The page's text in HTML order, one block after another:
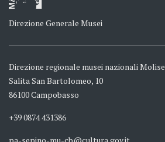
Direzione Generale Musei
Direzione regionale musei nazionali Molise
Salita San Bartolomeo, 10
86100 Campobasso
+39 0874 431386